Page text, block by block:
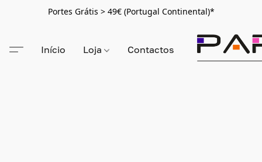
Portes Grátis > 49€ (Portugal Continental)*
Início Loja Contactos